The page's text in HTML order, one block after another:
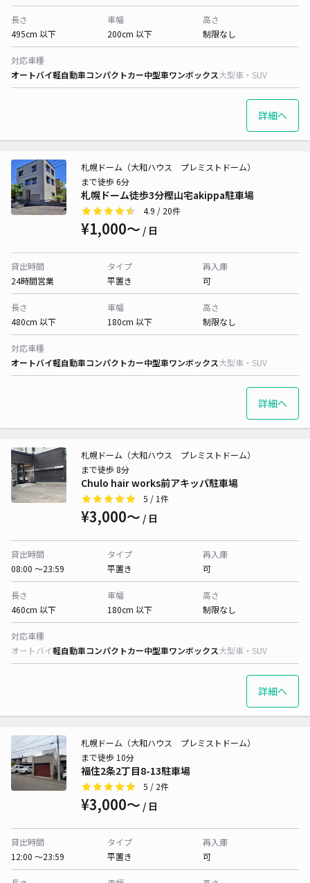
長さ
495cm 以下
車幅
200cm 以下
高さ
制限なし
対応車種
オートバイ軽自動車コンパクトカー中型車ワンボックス大型車・SUV
詳細へ
札幌ドーム徒歩3分樫山宅akippa駐車場
札幌ドーム（大和ハウス プレミストドーム）
まで徒歩 6分
4.9 / 20件
¥1,000〜 / 日
貸出時間
24時間営業
タイプ
平置き
再入庫
可
長さ
480cm 以下
車幅
180cm 以下
高さ
制限なし
対応車種
オートバイ軽自動車コンパクトカー中型車ワンボックス大型車・SUV
詳細へ
Chulo hair works前アキッパ駐車場
札幌ドーム（大和ハウス プレミストドーム）
まで徒歩 8分
5 / 1件
¥3,000〜 / 日
貸出時間
08:00 〜23:59
タイプ
平置き
再入庫
可
長さ
460cm 以下
車幅
180cm 以下
高さ
制限なし
対応車種
オートバイ軽自動車コンパクトカー中型車ワンボックス大型車・SUV
詳細へ
福住2条2丁目8-13駐車場
札幌ドーム（大和ハウス プレミストドーム）
まで徒歩 10分
5 / 2件
¥3,000〜 / 日
貸出時間
12:00 〜23:59
タイプ
平置き
再入庫
可